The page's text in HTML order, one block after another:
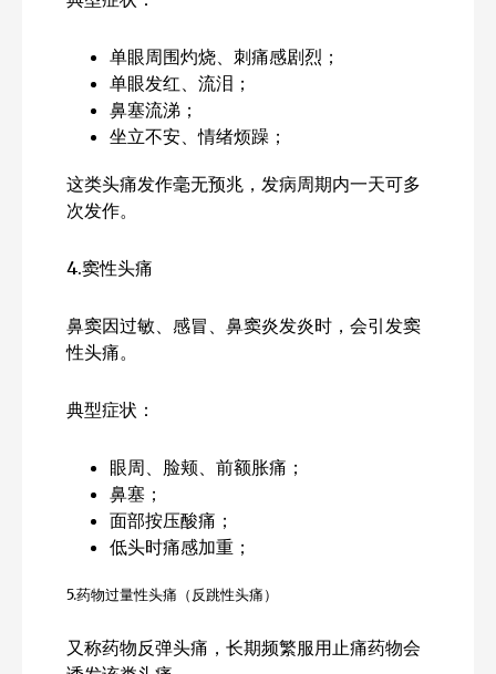
单眼周围灼烧、刺痛感剧烈；
单眼发红、流泪；
鼻塞流涕；
坐立不安、情绪烦躁；
这类头痛发作毫无预兆，发病周期内一天可多
次发作。
4.窦性头痛
鼻窦因过敏、感冒、鼻窦炎发炎时，会引发窦
性头痛。
典型症状：
眼周、脸颊、前额胀痛；
鼻塞；
面部按压酸痛；
低头时痛感加重；
5.药物过量性头痛（反跳性头痛）
又称药物反弹头痛，长期频繁服用止痛药物会